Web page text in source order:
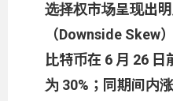
选择权市场呈现出
（Downside Skew
比特币在 6 月 26
为 30%；同期间内